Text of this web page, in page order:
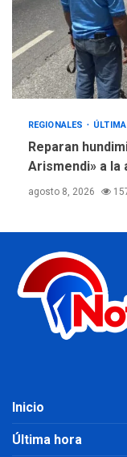
REGIONALES
Reparan
Arismendi» a la
agosto 8, 2026
Inicio
Última hora